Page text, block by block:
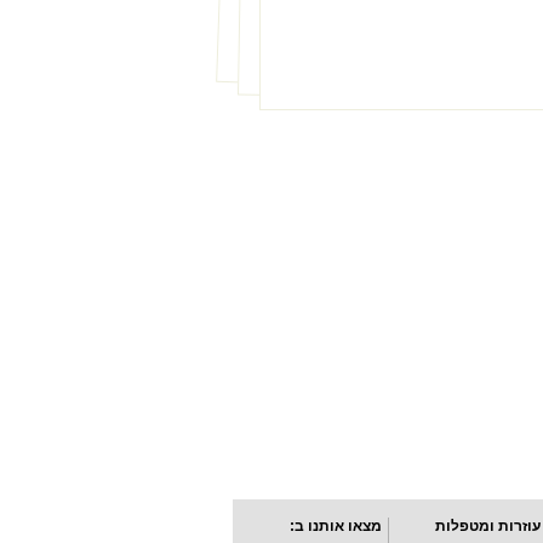
עוזרות ומטפלות מצאו אותנו ב: